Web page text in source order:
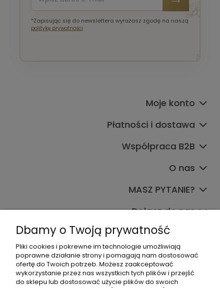
*Zapisując się do newslettera wyrażasz zgodę na naszą
politykę prywatności
Moje konto
Płatności i dostawa
Współpraca B2B
O nas
MASZ PYTANIE?
Dołącz do nas
Dbamy o Twoją prywatność
Pliki cookies i pokrewne im technologie umożliwiają
poprawne działanie strony i pomagają nam dostosować
ofertę do Twoich potrzeb. Możesz zaakceptować
wykorzystanie przez nas wszystkich tych plików i przejść
do sklepu lub dostosować użycie plików do swoich